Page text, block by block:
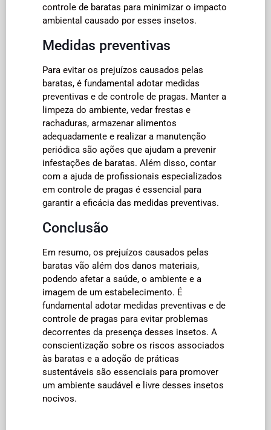
controle de baratas para minimizar o impacto
ambiental causado por esses insetos.
Medidas preventivas
Para evitar os prejuízos causados pelas
baratas, é fundamental adotar medidas
preventivas e de controle de pragas. Manter a
limpeza do ambiente, vedar frestas e
rachaduras, armazenar alimentos
adequadamente e realizar a manutenção
periódica são ações que ajudam a prevenir
infestações de baratas. Além disso, contar
com a ajuda de profissionais especializados
em controle de pragas é essencial para
garantir a eficácia das medidas preventivas.
Conclusão
Em resumo, os prejuízos causados pelas
baratas vão além dos danos materiais,
podendo afetar a saúde, o ambiente e a
imagem de um estabelecimento. É
fundamental adotar medidas preventivas e de
controle de pragas para evitar problemas
decorrentes da presença desses insetos. A
conscientização sobre os riscos associados
às baratas e a adoção de práticas
sustentáveis são essenciais para promover
um ambiente saudável e livre desses insetos
nocivos.